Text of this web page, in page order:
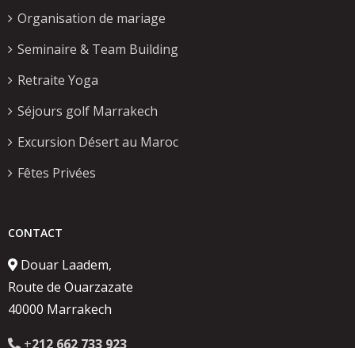
Organisation de mariage
Seminaire & Team Building
Retraite Yoga
Séjours golf Marrakech
Excursion Désert au Maroc
Fêtes Privées
CONTACT
Douar Laadem,
Route de Ouarzazate
40000 Marrakech
+212 662 733 923